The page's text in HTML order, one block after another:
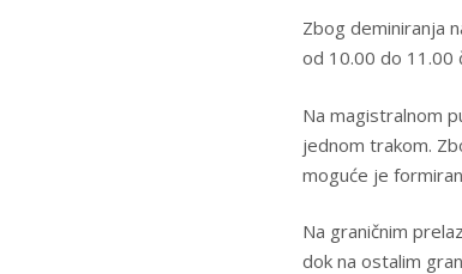
Zbog deminiranja
od 10.00 do 11.00
Na magistralnom
jednom trakom.
moguće je
Na graničnim
dok na ostalim